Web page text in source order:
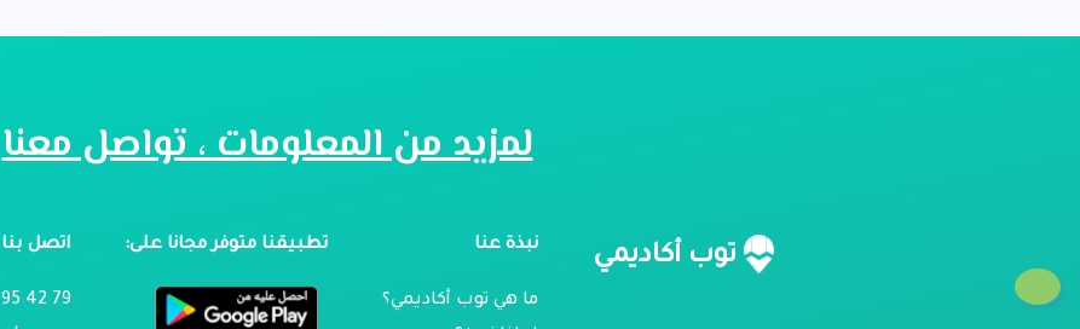
لمزيد من المعلومات ، تواصل معنا
توب أكاديمي نبذة عنا
ما هي توب أكاديمي؟
تطبيقنا متوفر مجانا على: اتصل بنا
79 42 95 024